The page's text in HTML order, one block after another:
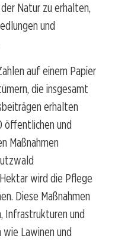
Natur zu erhalten,
und
auf einem Papier
die insgesamt
erhalten
öffentlichen und
Maßnahmen
wird die Pflege
Diese Maßnahmen
Infrastrukturen und
Lawinen und